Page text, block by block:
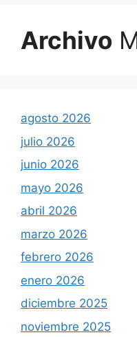
Archivo
agosto 2026
julio 2026
junio 2026
mayo 2026
abril 2026
marzo 2026
febrero 2026
enero 2026
diciembre 2025
noviembre 2025